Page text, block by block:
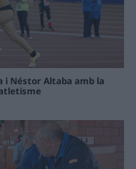
i Néstor Altaba amb la